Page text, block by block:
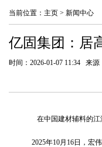
当前位置： 主页 > 新闻中心
亿固集团：居
时间：2026-01-07 11:34 来
在中国建材辅料的
2025年10月16日，宏